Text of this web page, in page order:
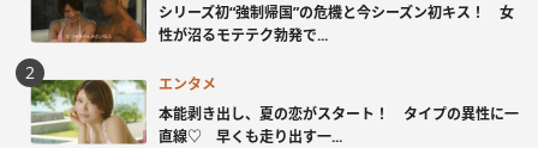
シリーズ初“強制帰国”の危機と今シーズン初キス！ 女
性が沼るモテテク勃発で...
エンタメ
本能剥き出し、夏の恋がスタート！ タイプの異性に一
直線♡ 早くも走り出す一...